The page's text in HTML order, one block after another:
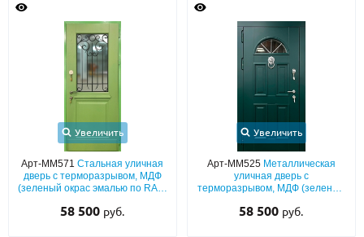
Увеличить
Арт-ММ571Стальная уличная
дверь с терморазрывом, МДФ
(зеленый окрас эмалью по RAL)
58 500 руб.
Увеличить
Арт-ММ525 Металлическая
уличная дверь с
терморазрывом, МДФ (зеленый
раскладом, полукруглым
58 500 руб.